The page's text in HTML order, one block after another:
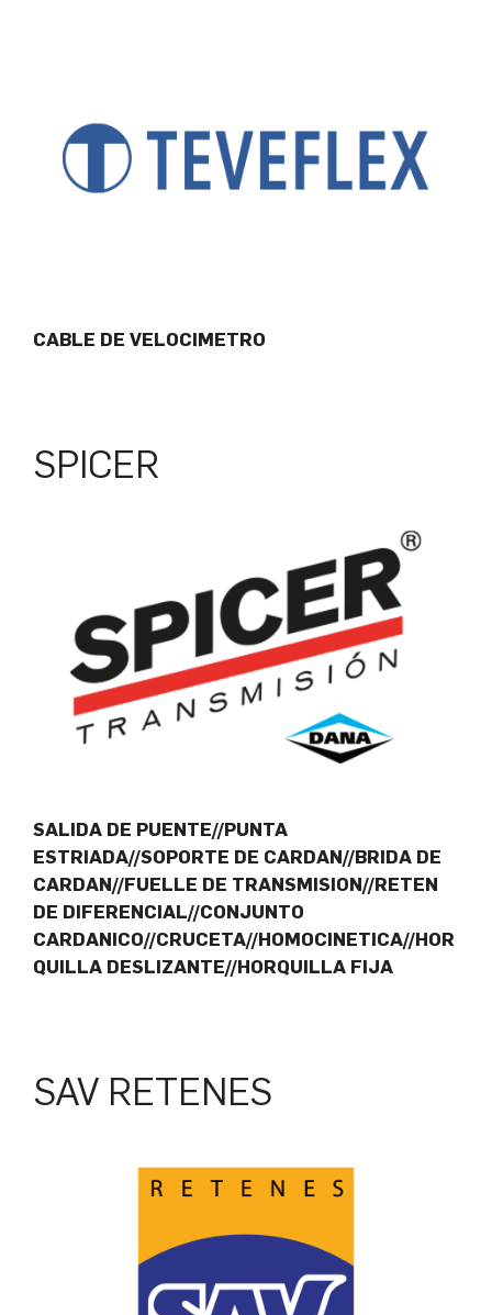
CABLE DE VELOCIMETRO
SPICER
SALIDA DE PUENTE//PUNTA
ESTRIADA//SOPORTE DE CARDAN//BRIDA DE
CARDAN//FUELLE DE TRANSMISION//RETEN
DE DIFERENCIAL//CONJUNTO
CARDANICO//CRUCETA//HOMOCINETICA//HOR
QUILLA DESLIZANTE//HORQUILLA FIJA
SAV RETENES